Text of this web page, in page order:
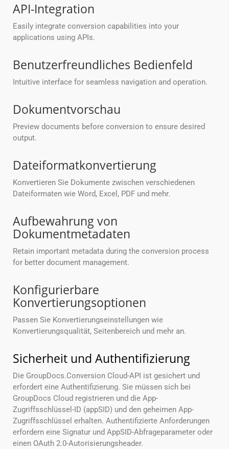
API-Integration
Easily integrate conversion capabilities into your
applications using APIs.
Benutzerfreundliches Bedienfeld
Intuitive interface for seamless navigation and operation.
Dokumentvorschau
Preview documents before conversion to ensure desired
output.
Dateiformatkonvertierung
Konvertieren Sie Dokumente zwischen verschiedenen
Dateiformaten wie Word, Excel, PDF und mehr.
Aufbewahrung von
Dokumentmetadaten
Retain important metadata during the conversion process
for better document management.
Konfigurierbare
Konvertierungsoptionen
Passen Sie Konvertierungseinstellungen wie
Konvertierungsqualität, Seitenbereich und mehr an.
Sicherheit und Authentifizierung
Die GroupDocs.Conversion Cloud-API ist gesichert und
erfordert eine Authentifizierung. Sie müssen sich bei
GroupDocs Cloud registrieren und die App-
Zugriffsschlüssel-ID (appSID) und den geheimen App-
Zugriffsschlüssel erhalten. Authentifizierte Anforderungen
erfordern eine Signatur und AppSID-Abfrageparameter oder
einen OAuth 2.0-Autorisierungsheader.